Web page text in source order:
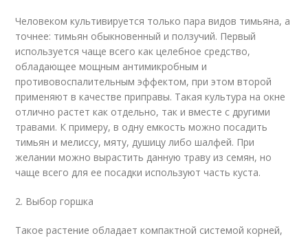
Человеком культивируется только пара видов тимьяна, а
точнее: тимьян обыкновенный и ползучий. Первый
используется чаще всего как целебное средство,
обладающее мощным антимикробным и
противовоспалительным эффектом, при этом второй
применяют в качестве приправы. Такая культура на окне
отлично растет как отдельно, так и вместе с другими
травами. К примеру, в одну емкость можно посадить
тимьян и мелиссу, мяту, душицу либо шалфей. При
желании можно вырастить данную траву из семян, но
чаще всего для ее посадки используют часть куста.
2. Выбор горшка
Такое растение обладает компактной системой корней,